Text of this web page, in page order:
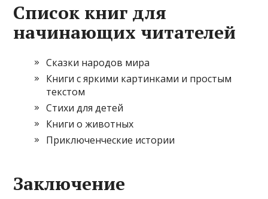
Список книг для
начинающих читателей
Сказки народов мира
Книги с яркими картинками и простым
текстом
Стихи для детей
Книги о животных
Приключенческие истории
Заключение